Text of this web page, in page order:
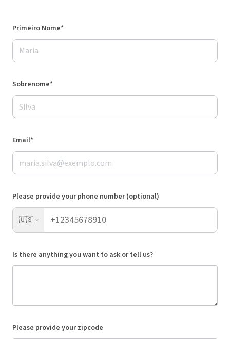
Primeiro Nome*
Sobrenome*
Email*
Please provide your phone number (optional)
🇺🇸
Is there anything you want to ask or tell us?
Please provide your zipcode